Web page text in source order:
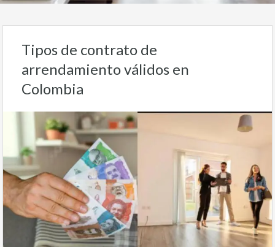
Tipos de contrato de
arrendamiento válidos en
Colombia